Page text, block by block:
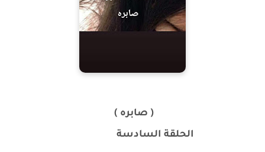
( صابره )
الحلقة السادسة